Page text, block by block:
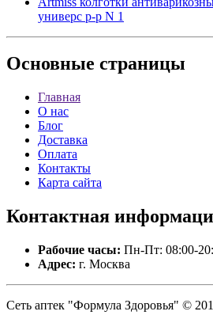
универс р-р N 1
Основные страницы
Главная
О нас
Блог
Доставка
Оплата
Контакты
Карта сайта
Контактная
Рабочие часы: Пн-Пт: 08:00-
Адрес: г. Москва
Сеть аптек "Формула Здоровья" ©